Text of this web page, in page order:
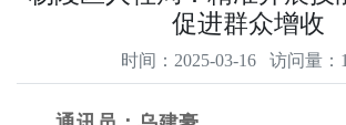
促进群众增收
时间：2025-03-16 访问量：